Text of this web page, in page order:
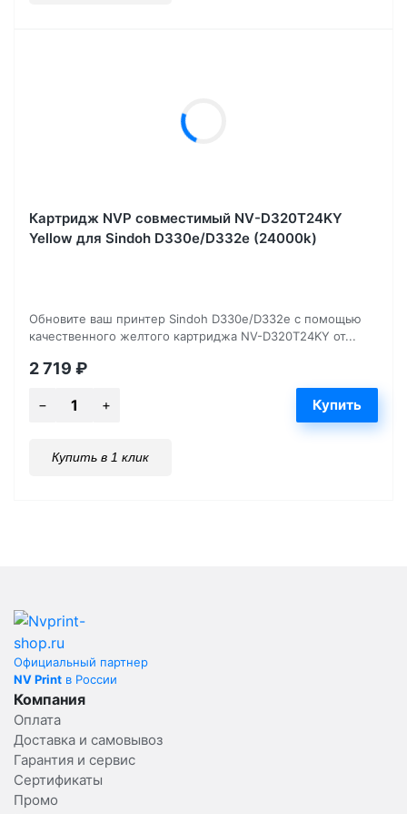
Картридж NVP совместимый NV-D320T24KY
Yellow для Sindoh D330e/D332e (24000k)
Обновите ваш принтер Sindoh D330e/D332e с помощью
качественного желтого картриджа NV-D320T24KY от...
2 719 ₽
Купить в 1 клик
Официальный партнер
NV Print в России
Компания
Оплата
Доставка и самовывоз
Гарантия и сервис
Сертификаты
Промо